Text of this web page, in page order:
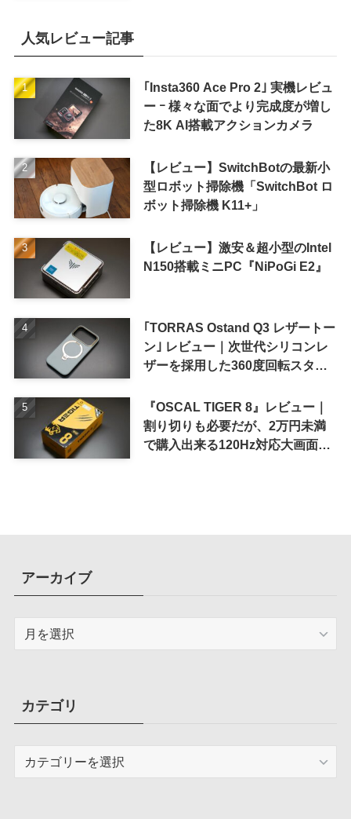
人気レビュー記事
｢Insta360 Ace Pro 2｣ 実機レビュ
ー ｰ 様々な面でより完成度が増し
た8K AI搭載アクションカメラ
【レビュー】SwitchBotの最新小
型ロボット掃除機「SwitchBot ロ
ボット掃除機 K11+」
【レビュー】激安＆超小型のIntel
N150搭載ミニPC『NiPoGi E2』
｢TORRAS Ostand Q3 レザートー
ン｣ レビュー｜次世代シリコンレ
ザーを採用した360度回転スタン
『OSCAL TIGER 8』レビュー｜
割り切りも必要だが、2万円未満
で購入出来る120Hz対応大画面ス
アーカイブ
ブカテゴリ